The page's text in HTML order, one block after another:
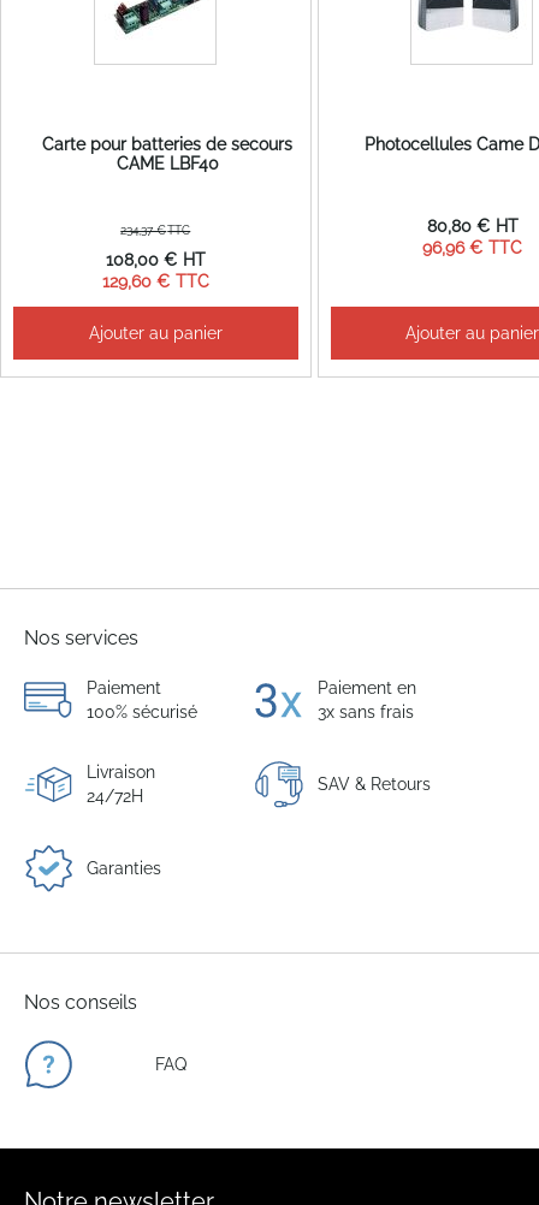
Carte pour batteries de secours
CAME LBF40
Prix
Spécial
129,60 €
108,00 €
234,37 €
Ajouter au panier
Photocellules Came
96,96 €
80,80 €
Ajouter au panier
Nos services
Paiement
100% sécurisé
Paiement en
3x sans frais
Livraison
24/72H
SAV & Retours
Garanties
Nos conseils
FAQ